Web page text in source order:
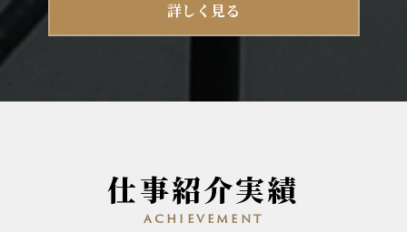
詳しく見る
仕事紹介実績
achievement